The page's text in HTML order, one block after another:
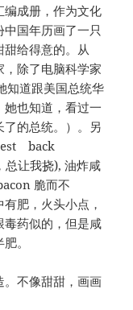
编成册，作为文化
国年历画了一只
给得意的。从
除了电脑科学家
知道跟美国总统华
也知道，看过一
的总统。）。另
best back
让我挠), 油炸咸
脆而不
肥，火头小点，
毒药似的，但是咸
。
。不像甜甜，画画